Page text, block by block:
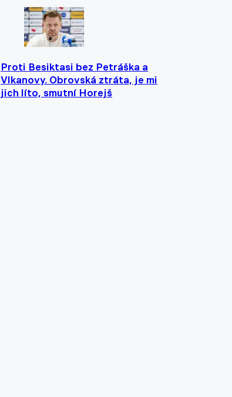
Proti Besiktasi bez Petráška a
Vlkanovy. Obrovská ztráta, je mi
jich líto, smutní Horejš